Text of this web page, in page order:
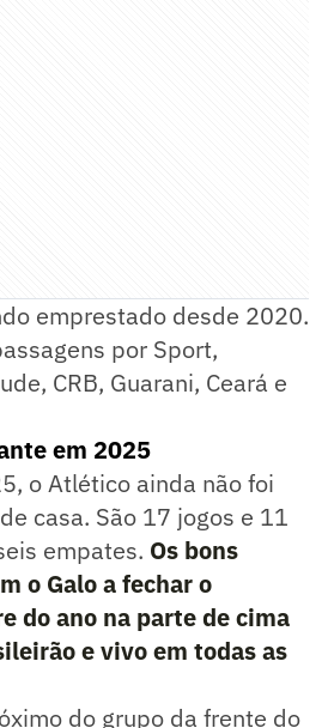
emprestado desde 2020.
por Sport,
CRB, Guarani, Ceará e
em 2025
o Atlético ainda não foi
casa. São 17 jogos e 11
empates. Os bons
o Galo a fechar o
do ano na parte de cima
e vivo em todas as
do grupo da frente do